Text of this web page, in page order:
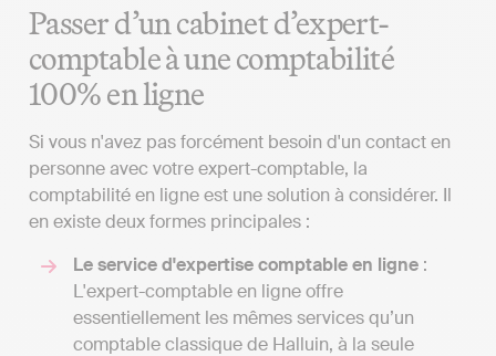
Passer d’un cabinet d’expert-
comptable à une comptabilité
100% en ligne
Si vous n'avez pas forcément besoin d'un contact en
personne avec votre expert-comptable, la
comptabilité en ligne est une solution à considérer. Il
en existe deux formes principales :
Le service d'expertise comptable en ligne :
L'expert-comptable en ligne offre
essentiellement les mêmes services qu’un
comptable classique de Halluin, à la seule